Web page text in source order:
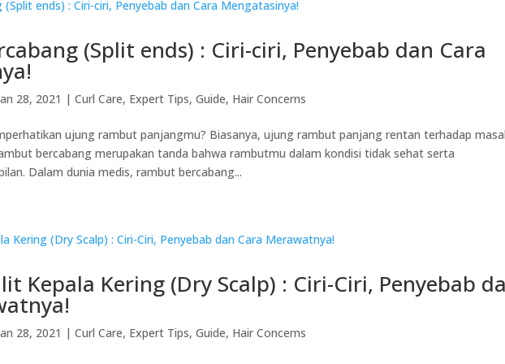
(Split ends) : Ciri-ciri, Penyebab dan Cara
28, 2021 |Curl Care, Expert Tips,Guide, Hair Concerns
ujung rambut panjangmu? Biasanya, ujung rambut panjang rentan terhadap
bercabang merupakan tanda bahwa rambutmu dalam kondisi tidak sehat serta
Dalam dunia medis, rambut bercabang...
Kepala Kering (Dry Scalp) : Ciri-Ciri, Penyebab
28, 2021 |Curl Care, Expert Tips,Guide, Hair Concerns